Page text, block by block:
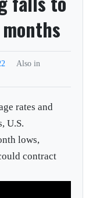
Also in
rates and
U.S.
lows,
contract